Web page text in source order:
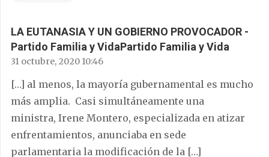
LA EUTANASIA Y UN GOBIERNO PROVOCADOR -
Partido Familia y VidaPartido Familia y Vida
31 octubre, 2020 10:46
[…] al menos, la mayoría gubernamental es mucho
más amplia. Casi simultáneamente una
ministra, Irene Montero, especializada en atizar
enfrentamientos, anunciaba en sede
parlamentaria la modificación de la […]